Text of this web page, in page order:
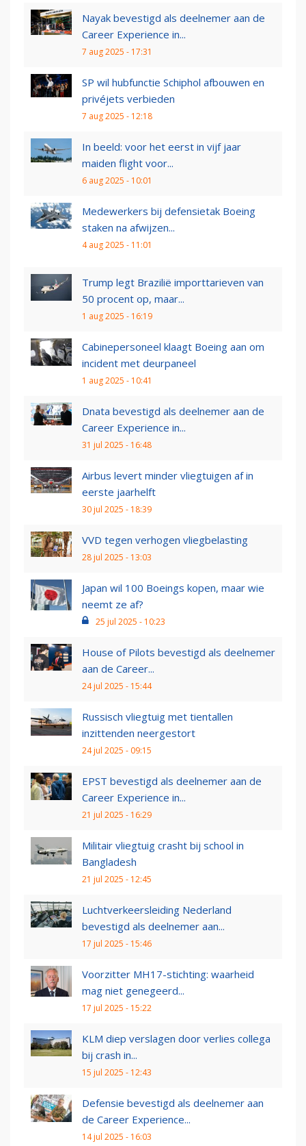
Nayak bevestigd als deelnemer aan de
Career Experience in...
7 aug 2025 - 17:31
SP wil hubfunctie Schiphol afbouwen en
privéjets verbieden
7 aug 2025 - 12:18
In beeld: voor het eerst in vijf jaar
maiden flight voor...
6 aug 2025 - 10:01
Medewerkers bij defensietak Boeing
staken na afwijzen...
4 aug 2025 - 11:01
Trump legt Brazilië importtarieven van
50 procent op, maar...
1 aug 2025 - 16:19
Cabinepersoneel klaagt Boeing aan om
incident met deurpaneel
1 aug 2025 - 10:41
Dnata bevestigd als deelnemer aan de
Career Experience in...
31 jul 2025 - 16:48
Airbus levert minder vliegtuigen af in
eerste jaarhelft
30 jul 2025 - 18:39
VVD tegen verhogen vliegbelasting
28 jul 2025 - 13:03
Japan wil 100 Boeings kopen, maar wie
neemt ze af?
25 jul 2025 - 10:23
House of Pilots bevestigd als deelnemer
aan de Career...
24 jul 2025 - 15:44
Russisch vliegtuig met tientallen
inzittenden neergestort
24 jul 2025 - 09:15
EPST bevestigd als deelnemer aan de
Career Experience in...
21 jul 2025 - 16:29
Militair vliegtuig crasht bij school in
Bangladesh
21 jul 2025 - 12:45
Luchtverkeersleiding Nederland
bevestigd als deelnemer aan...
17 jul 2025 - 15:46
Voorzitter MH17-stichting: waarheid
mag niet genegeerd...
17 jul 2025 - 15:22
KLM diep verslagen door verlies collega
bij crash in...
15 jul 2025 - 12:43
Defensie bevestigd als deelnemer aan
de Career Experience...
14 jul 2025 - 16:03